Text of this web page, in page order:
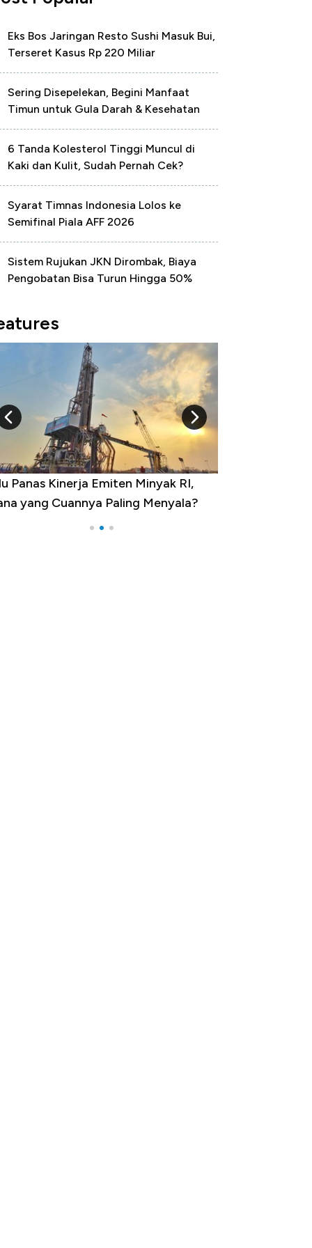
Eks Bos Jaringan Resto Sushi Masuk Bui,
Terseret Kasus Rp 220 Miliar
Sering Disepelekan, Begini Manfaat
Timun untuk Gula Darah & Kesehatan
6 Tanda Kolesterol Tinggi Muncul di
Kaki dan Kulit, Sudah Pernah Cek?
Syarat Timnas Indonesia Lolos ke
Semifinal Piala AFF 2026
Sistem Rujukan JKN Dirombak, Biaya
Pengobatan Bisa Turun Hingga 50%
Panas Kinerja Emiten Minyak RI,
yang Cuannya Paling Menyala?